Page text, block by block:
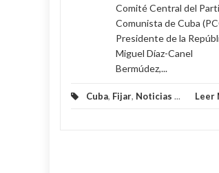
Comité Central del
Comunista de Cuba
Presidente de la
Miguel Díaz-Canel
Bermúdez,...
Cuba, Fijar, Noticias ... Leer